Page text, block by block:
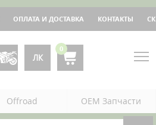
ОПЛАТА И ДОСТАВКА КОНТАКТЫ
ЛК
0
Offroad OEM Запчасти